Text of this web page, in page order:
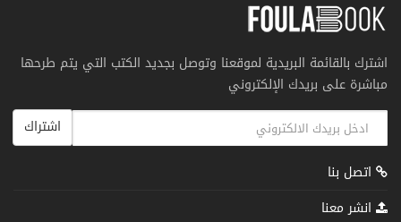
اشترك بالقائمة البريدية لموقعنا وتوصل بجديد الكتب التي يتم طرحها
مباشرة على بريدك الإلكتروني
اشتراك
اتصل بنا
انشر معنا